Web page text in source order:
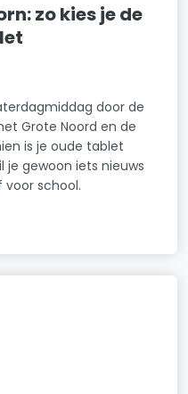
zo kies je de
door de
Grote Noord en de
is je oude tablet
je gewoon iets nieuws
voor school.